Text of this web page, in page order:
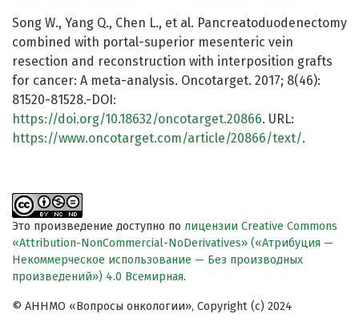
Song W., Yang Q., Chen L., et al. Pancreatoduodenectomy
combined with portal-superior mesenteric vein
resection and reconstruction with interposition grafts
for cancer: A meta-analysis. Oncotarget. 2017; 8(46):
81520-81528.-DOI:
https://doi.org/10.18632/oncotarget.20866. URL:
https://www.oncotarget.com/article/20866/text/.
Это произведение доступно по лицензии Creative Commons
«Attribution-NonCommercial-NoDerivatives» («Атрибуция —
Некоммерческое использование — Без производных
произведений») 4.0 Всемирная.
© АННМО «Вопросы онкологии», Copyright (c) 2024